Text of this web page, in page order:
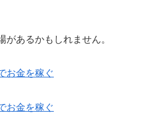
あるかもしれません。
お金を稼ぐ
お金を稼ぐ